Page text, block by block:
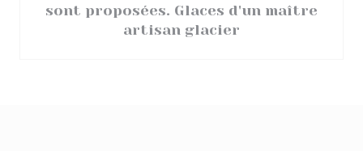
sont proposées. Glaces d'un maître
artisan glacier